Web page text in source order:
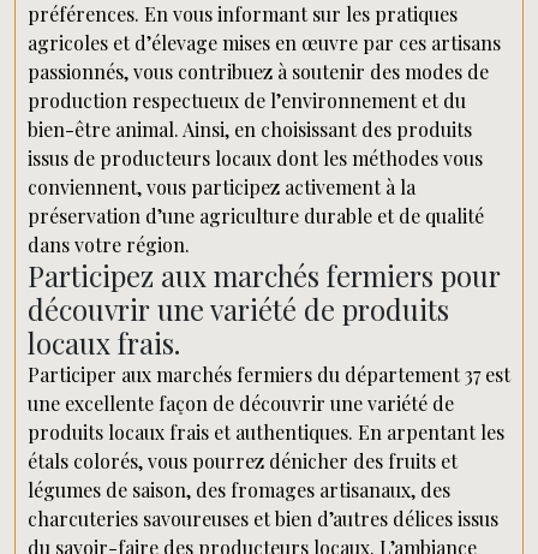
préférences. En vous informant sur les pratiques
agricoles et d’élevage mises en œuvre par ces artisans
passionnés, vous contribuez à soutenir des modes de
production respectueux de l’environnement et du
bien-être animal. Ainsi, en choisissant des produits
issus de producteurs locaux dont les méthodes vous
conviennent, vous participez activement à la
préservation d’une agriculture durable et de qualité
dans votre région.
Participez aux marchés fermiers pour
découvrir une variété de produits
locaux frais.
Participer aux marchés fermiers du département 37 est
une excellente façon de découvrir une variété de
produits locaux frais et authentiques. En arpentant les
étals colorés, vous pourrez dénicher des fruits et
légumes de saison, des fromages artisanaux, des
charcuteries savoureuses et bien d’autres délices issus
du savoir-faire des producteurs locaux. L’ambiance